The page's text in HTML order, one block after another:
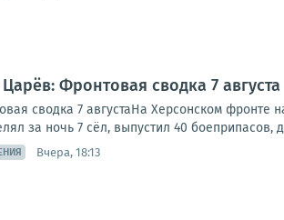
Фронтовая сводка 7 августа
сводка 7 августаНа Херсонском
за ночь 7 сёл, выпустил 40
Вчера, 18:13